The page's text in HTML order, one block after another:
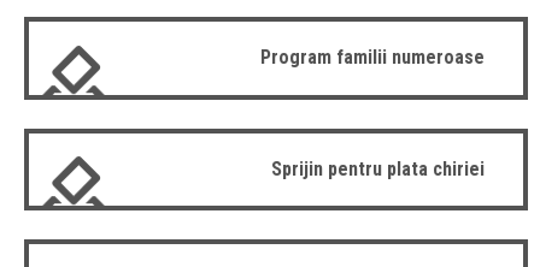
Program familii numeroase
Sprijin pentru plata chiriei